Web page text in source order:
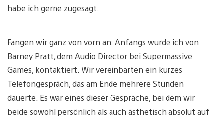
habe ich gerne zugesagt.
Fangen wir ganz von vorn an: Anfangs wurde ich von
Barney Pratt, dem Audio Director bei Supermassive
Games, kontaktiert. Wir vereinbarten ein kurzes
Telefongespräch, das am Ende mehrere Stunden
dauerte. Es war eines dieser Gespräche, bei dem wir
beide sowohl persönlich als auch ästhetisch absolut auf